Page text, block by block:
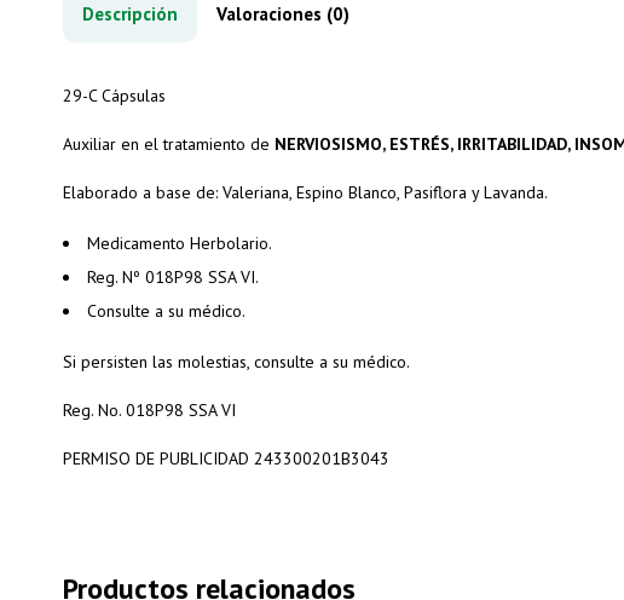
Descripción Valoraciones (0)
29-C Cápsulas
Auxiliar en el tratamiento de NERVIOSISMO, ESTRÉS, IRRITABILIDAD,
Elaborado a base de: Valeriana, Espino Blanco, Pasiflora y Lavanda.
Medicamento Herbolario.
Reg. Nº 018P98 SSA VI.
Consulte a su médico.
Si persisten las molestias, consulte a su médico.
Reg. No. 018P98 SSA VI
PERMISO DE PUBLICIDAD 243300201B3043
Productos relacionados